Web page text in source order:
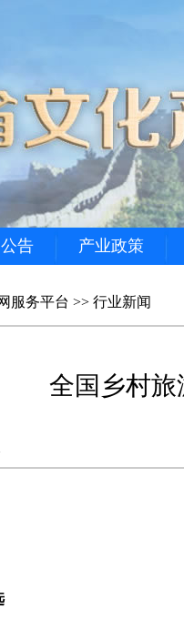
告 产业政策
服务平台 >> 行业新闻
全国乡村